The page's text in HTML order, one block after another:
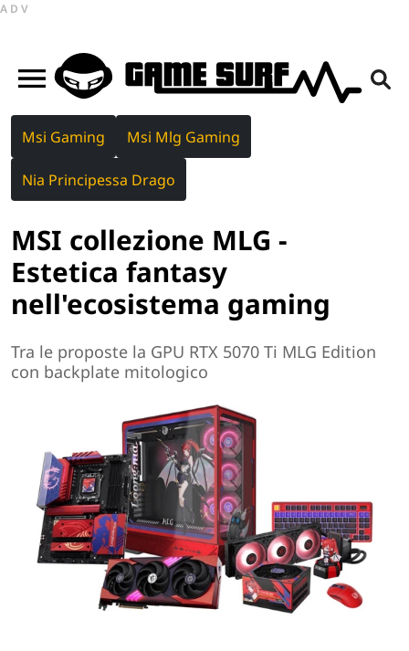
ADV
Msi Gaming Msi Mlg Gaming
Nia Principessa Drago
MSI collezione MLG -
Estetica fantasy
nell'ecosistema gaming
Tra le proposte la GPU RTX 5070 Ti MLG Edition
con backplate mitologico